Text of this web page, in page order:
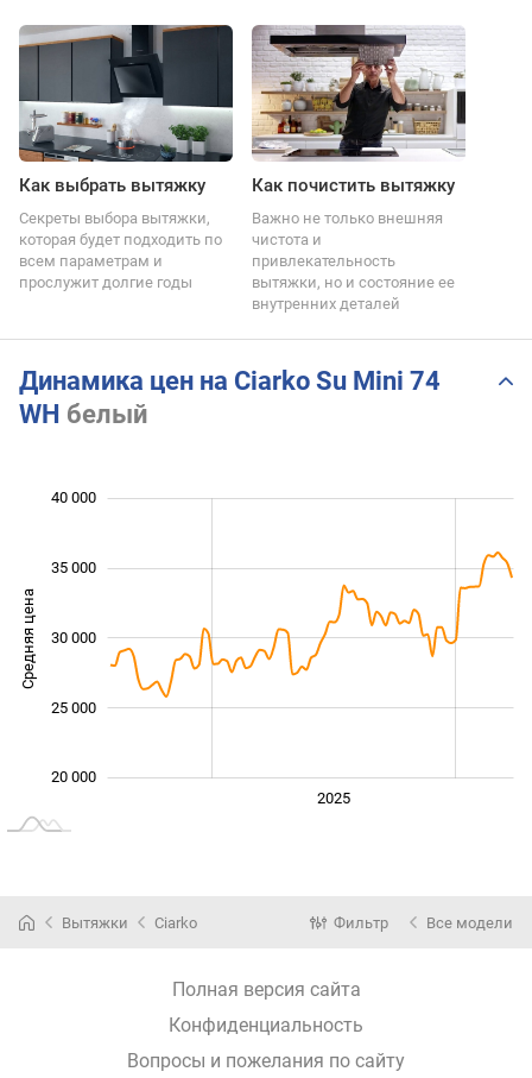
Как выбрать вытяжку
Секреты выбора вытяжки,
которая будет подходить по
всем параметрам и
прослужит долгие годы
Как почистить вытяжку
Важно не только внешняя
чистота и
привлекательность
вытяжки, но и состояние ее
внутренних деталей
Динамика цен на Ciarko Su Mini 74
WH белый
Средняя цена 20 000
20 000
25 000
30 000
35 000
40 000
2025
Вытяжки Ciarko Фильтр Все модели
Полная версия сайта
Конфиденциальность
Вопросы и пожелания по сайту